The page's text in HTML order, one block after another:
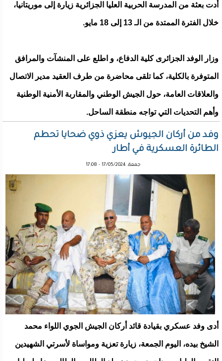
أدت بعثة من المدرسة الحربية العليا الجزائرية زيارة إلى موريتانيا،
خلال الفترة الممتدة من الـ 13 إلى 18 مايو.
وزار الوفد الجزائرى كلية الدفاع، و اطلع على المنشآت والمرافق
المتوفرة بالكلية، كما تلقى محاضرة من طرف العقيد مدير الاتصال
والعلاقات العامة، حول الجيش الوطني والمقاربة الأمنية الوطنية
وأهم التحديات التي تواجه منطقة الساحل.
وفد من أركان الجيوش يعزي ذوي ضحايا تحطم
الطائرة العسكرية في أطار
جمعة, 17/05/2024 - 17:08
أدى وفد عسكري بقيادة قائد أركان الجيش الجوي اللواء محمد
الشيخ بيده، اليوم الجمعة، زيارة تعزية ومواساة لأسرتي الشهيدين